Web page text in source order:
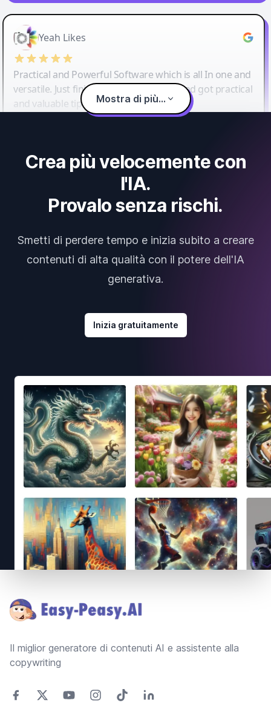
Yeah Likes
Practical and Powerful Software which is all In one and
versatile. Just finished their workshop and got practical
and valuable tips and tricks.
Mostra di più...
Crea più velocemente con
l'IA.
Provalo senza rischi.
Smetti di perdere tempo e inizia subito a creare
contenuti di alta qualità con il potere dell'IA
generativa.
Inizia gratuitamente
Il miglior generatore di contenuti AI e assistente alla
copywriting